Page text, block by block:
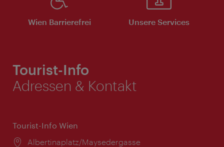
Wien Barrierefrei Unsere Services
Tourist-Info
Adressen & Kontakt
Tourist-Info Wien
Ort:
Albertinaplatz/Maysedergasse